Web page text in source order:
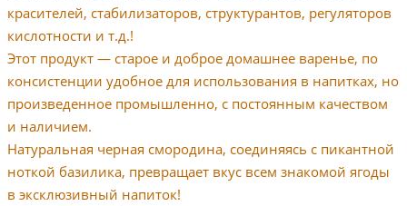
красителей, стабилизаторов, структурантов, регуляторов
кислотности и т.д.!
Этот продукт — старое и доброе домашнее варенье, по
консистенции удобное для использования в напитках, но
произведенное промышленно, с постоянным качеством
и наличием.
Натуральная черная смородина, соединяясь с пикантной
ноткой базилика, превращает вкус всем знакомой ягоды
в эксклюзивный напиток!